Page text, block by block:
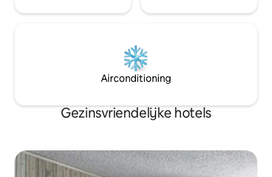
Airconditioning
Gezinsvriendelijke hotels